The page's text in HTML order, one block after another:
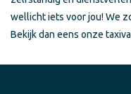
wellicht iets voor jou! We
Bekijk dan eens onze